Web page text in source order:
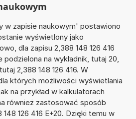
w zapisie naukowym' postawiono
wyświetlony jako
dla zapisu 2,388 148 126 416
podzielona na wykładnik, tutaj 20,
2,388 148 126 416. W
których możliwości wyświetlania
na przykład w kalkulatorach
również zastosować sposób
126 416 E+20. Dzięki temu w